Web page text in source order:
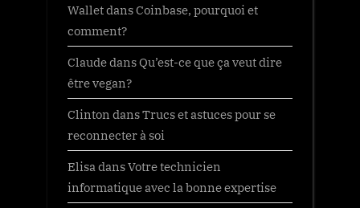
WalletdansCoinbase, pourquoi et
comment?
ClaudedansQu’est-ce que ça veut dire
être vegan?
Clinton dansTrucs et astuces pour se
reconnecter à soi
ElisadansVotre technicien
informatique avec la bonne expertise